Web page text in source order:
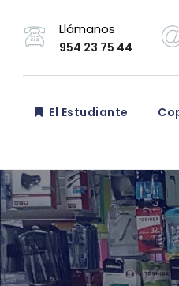
Llámanos
954 23 75 44
El Estudiante